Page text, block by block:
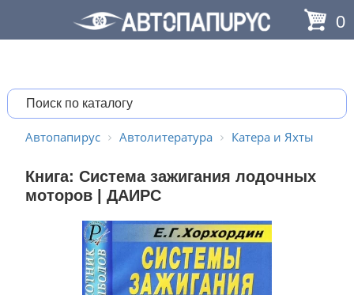
0
Автопапирус Автолитература Катера и Яхты
Книга: Система зажигания лодочных
моторов | ДАИРС